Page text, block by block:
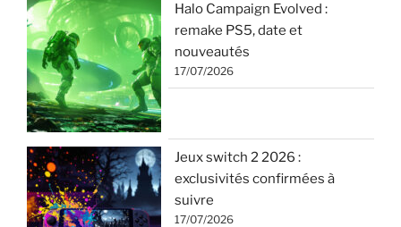
Halo Campaign Evolved :
remake PS5, date et
nouveautés
17/07/2026
Jeux switch 2 2026 :
exclusivités confirmées à
suivre
17/07/2026